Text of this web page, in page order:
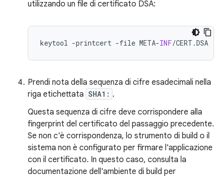
utilizzando un file di certificato DSA:
keytool -printcert -file META-INF/CERT .DSA
Prendi nota della sequenza di cifre esadecimali nella
riga etichettata SHA1: .
Questa sequenza di cifre deve corrispondere alla
fingerprint del certificato del passaggio precedente.
Se non c'è corrispondenza, lo strumento di build o il
sistema non è configurato per firmare l'applicazione
con il certificato. In questo caso, consulta la
documentazione dell'ambiente di build per